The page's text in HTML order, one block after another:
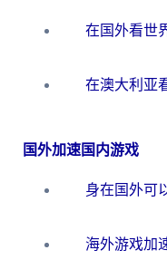
国外加速国内游戏